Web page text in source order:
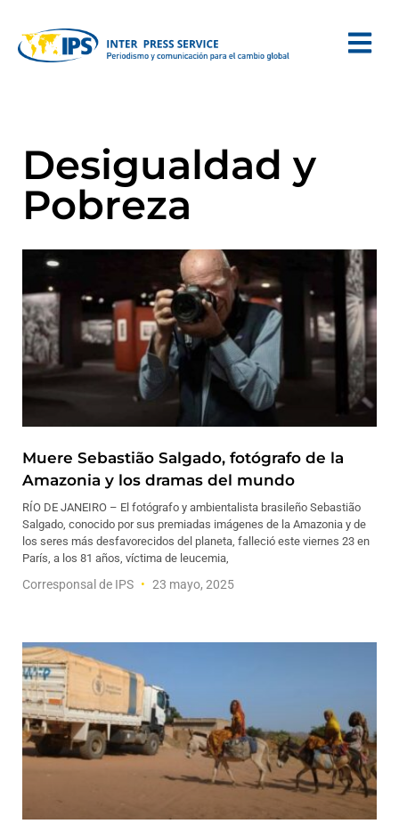
Desigualdad y
Pobreza
Muere Sebastião Salgado, fotógrafo de la
Amazonia y los dramas del mundo
RÍO DE JANEIRO – El fotógrafo y ambientalista brasileño Sebastião
Salgado, conocido por sus premiadas imágenes de la Amazonia y de
los seres más desfavorecidos del planeta, falleció este viernes 23 en
París, a los 81 años, víctima de leucemia,
Corresponsal de IPS 23 mayo, 2025